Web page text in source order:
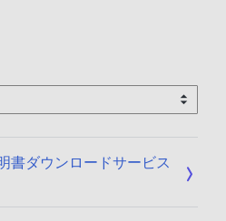
/
0
書ダウンロードサービス